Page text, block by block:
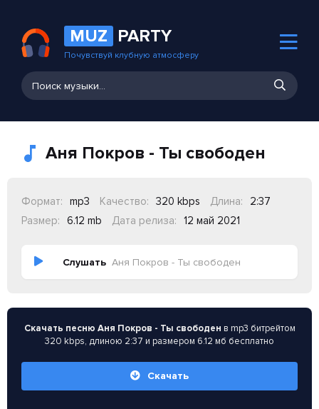
MUZ PARTY
Почувствуй клубную атмосферу
Аня Покров - Ты свободен
Формат: mp3 Качество: 320 kbps Длина:
2:37
Размер:
6.12 mb Дата релиза: 12 май 2021
Слушать Аня Покров - Ты свободен
Скачать песню Аня Покров - Ты свободен в mp3 битрейтом
320 kbps, длиною 2:37 и размером 6.12 мб бесплатно
Скачать